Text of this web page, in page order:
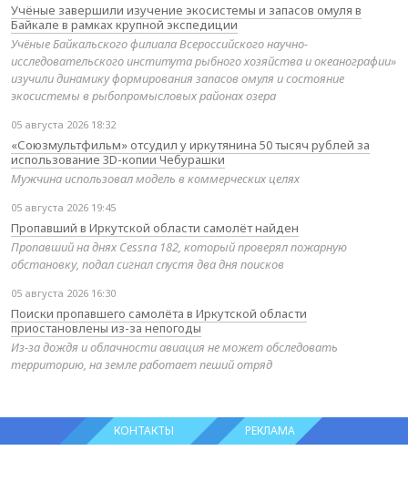
Учёные завершили изучение экосистемы и запасов омуля в
Байкале в рамках крупной экспедиции
Учёные Байкальского филиала Всероссийского научно-
исследовательского института рыбного хозяйства и океанографии»
изучили динамику формирования запасов омуля и состояние
экосистемы в рыбопромысловых районах озера
05 августа 2026 18:32
«Союзмультфильм» отсудил у иркутянина 50 тысяч рублей за
использование 3D-копии Чебурашки
Мужчина использовал модель в коммерческих целях
05 августа 2026 19:45
Пропавший в Иркутской области самолёт найден
Пропавший на днях Cessna 182, который проверял пожарную
обстановку, подал сигнал спустя два дня поисков
05 августа 2026 16:30
Поиски пропавшего самолёта в Иркутской области
приостановлены из-за непогоды
Из-за дождя и облачности авиация не может обследовать
территорию, на земле работает пеший отряд
КОНТАКТЫ РЕКЛАМА